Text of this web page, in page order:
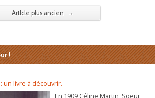
Artlcle plus ancien →
!
un livre à découvrir.
En 1909 Céline Martin, Soeur